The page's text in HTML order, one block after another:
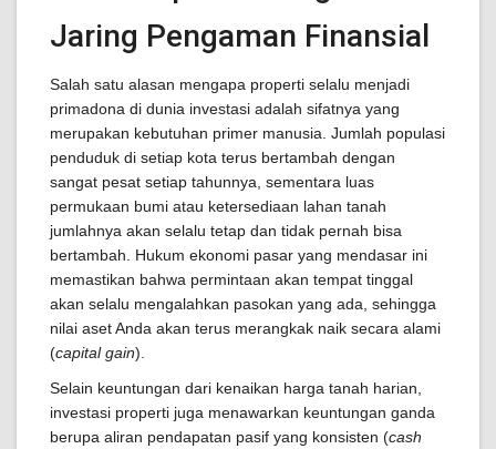
Jaring Pengaman Finansial
Salah satu alasan mengapa properti selalu menjadi
primadona di dunia investasi adalah sifatnya yang
merupakan kebutuhan primer manusia. Jumlah populasi
penduduk di setiap kota terus bertambah dengan
sangat pesat setiap tahunnya, sementara luas
permukaan bumi atau ketersediaan lahan tanah
jumlahnya akan selalu tetap dan tidak pernah bisa
bertambah. Hukum ekonomi pasar yang mendasar ini
memastikan bahwa permintaan akan tempat tinggal
akan selalu mengalahkan pasokan yang ada, sehingga
nilai aset Anda akan terus merangkak naik secara alami
(capital gain).
Selain keuntungan dari kenaikan harga tanah harian,
investasi properti juga menawarkan keuntungan ganda
berupa aliran pendapatan pasif yang konsisten (cash